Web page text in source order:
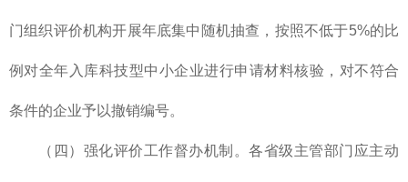
门组织评价机构开展年底集中随机抽查，按照不低于5%的比
例对全年入库科技型中小企业进行申请材料核验，对不符合
条件的企业予以撤销编号。
（四）强化评价工作督办机制。各省级主管部门应主动